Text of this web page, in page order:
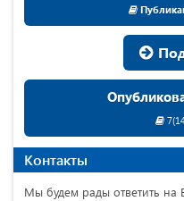
Контакты
Мы будем рады ответить